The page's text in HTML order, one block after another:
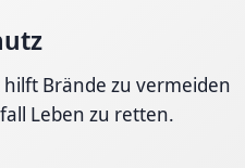
Brände zu vermeiden
Leben zu retten.